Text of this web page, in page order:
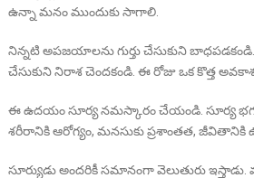
ఉన్నా మనం ముందుకు సాగాలి.
నిన్నటి అపజయాలను గుర్తు చేసుకుని బాధపడకండి.
చేసుకుని నిరాశ చెందకండి. ఈ రోజు ఒక కొత్త
ఈ ఉదయం సూర్య నమస్కారం చేయండి. సూర్య
శరీరానికి ఆరోగ్యం, మనసుకు ప్రశాంతత,
సూర్యుడు అందరికీ సమానంగా వెలుతురు